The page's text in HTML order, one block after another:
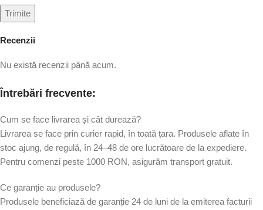
Recenzii
Nu există recenzii până acum.
Întrebări frecvente:
Cum se face livrarea și cât durează?
Livrarea se face prin curier rapid, în toată țara. Produsele aflate în
stoc ajung, de regulă, în 24–48 de ore lucrătoare de la expediere.
Pentru comenzi peste 1000 RON, asigurăm transport gratuit.
Ce garanție au produsele?
Produsele beneficiază de garanție 24 de luni de la emiterea facturii